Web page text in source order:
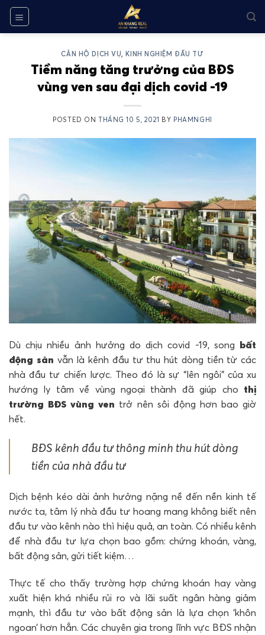
Skip
content
CĂN HỘ DỊCH VỤ, KINH NGHIỆM ĐẦU TƯ
Tiềm năng tăng trưởng của BĐS
vùng ven sau đại dịch covid -19
POSTED ON THÁNG 10 5, 2021 BY PHAMNGHI
Dù chịu nhiều ảnh hưởng do dịch covid -19, song bất
động sản vẫn là kênh đầu tư thu hút dòng tiền từ các
nhà đầu tư chiến lược. Theo đó là sự “lên ngôi” của xu
hướng ly tâm về vùng ngoại thành đã giúp cho thị
trường BĐS vùng ven trở nên sôi động hơn bao giờ
hết.
BĐS kênh đầu tư thông minh thu hút dòng
tiền của nhà đầu tư
Dịch bệnh kéo dài ảnh hưởng nặng nề đến nền kinh tế
nước ta, tâm lý nhà đầu tư hoang mang không biết nên
đầu tư vào kênh nào thì hiệu quả, an toàn. Có nhiều kênh
để nhà đầu tư lựa chọn bao gồm: chứng khoán, vàng,
bất động sản, gửi tiết kiệm…
Thực tế cho thấy trường hợp chứng khoán hay vàng
xuất hiện khá nhiều rủi ro và lãi suất ngân hàng giảm
mạnh, thì đầu tư vào bất động sản là lựa chọn ‘khôn
ngoan’ hơn hẳn. Các chuyên gia trong lĩnh vực BĐS nhận